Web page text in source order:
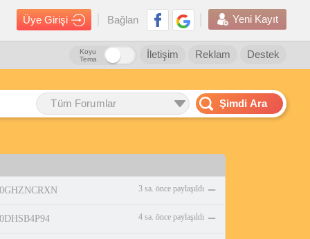
Üye Girişi Bağlan Yeni Kayıt
Destek
Reklam
İletişim
Koyu
Tema
Tüm Forumlar Şimdi Ara
3 sa. önce paylaşıldı
4 sa. önce paylaşıldı